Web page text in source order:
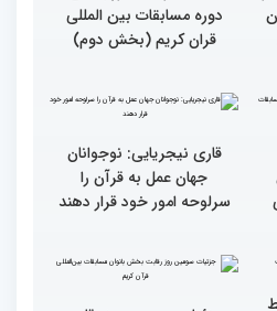
گزارش تصویری حضور
پررنگ کودکان و نوجوانان در
چهلمین دوره مسابقات بین
دوم)